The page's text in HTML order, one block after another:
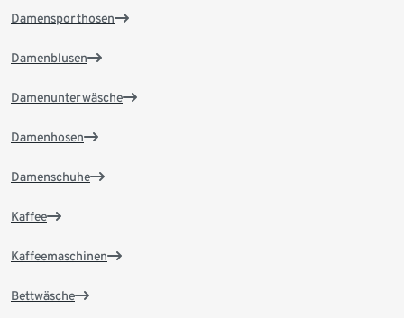
Damensporthosen
Damenblusen
Damenunterwäsche
Damenhosen
Damenschuhe
Kaffee
Kaffeemaschinen
Bettwäsche